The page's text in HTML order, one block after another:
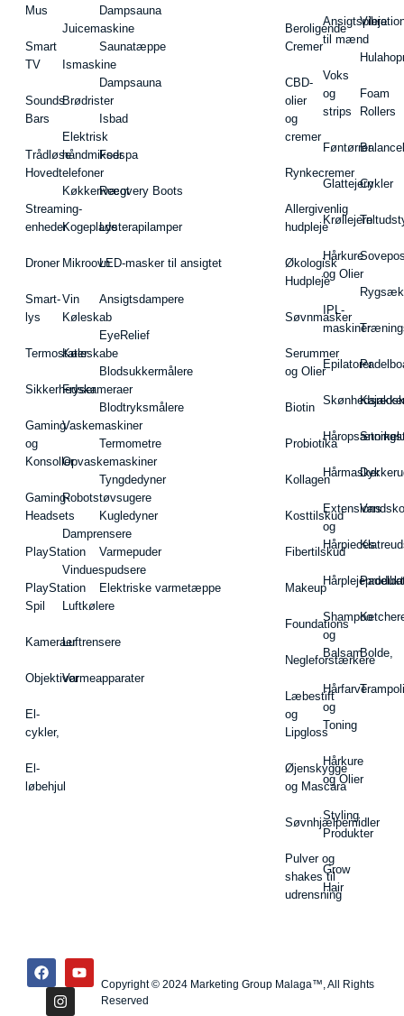
Mus
Smart
TV
Sounds
Bars
Trådløse
Hovedtelefoner
Streaming-
enheder
Droner
Smart-
lys
Termostater
Sikkerhedskameraer
Gaming
og
Konsoller
Gaming-
Headsets
PlayStation
PlayStation
Spil
Kameraer
Objektiver
El-
cykler,
El-
løbehjul
Juicemaskine
Ismaskine
Brødrister
Elektrisk
håndmikser
Køkkenvægt
Kogeplade
Mikroovn
Vin
Køleskab
Køleskabe
Fryser
Vaskemaskiner
Opvaskemaskiner
Robotstøvsugere
Damprensere
Vinduespudsere
Luftkølere
Luftrensere
Varmeapparater
Dampsauna
Saunatæppe
Dampsauna
Isbad
Fodspa
Recovery Boots
Lysterapilamper
LED-masker til ansigtet
Ansigtsdampere
EyeRelief
Blodsukkermålere
Blodtryksmålere
Termometre
Tyngdedyner
Kugledyner
Varmepuder
Elektriske varmetæppe
Beroligende
Cremer
CBD-
olier
og
cremer
Rynkecremer
Allergivenlig
hudpleje
Økologisk
Hudpleje
Søvnmasker
Serummer
og Olier
Biotin
Probiotika
Kollagen
Kosttilskud
Fibertilskud
Makeup
Foundations
Negleforstærkere
Læbestift
og
Lipgloss
Øjenskygge
og Mascara
Søvnhjælpemidler
Pulver og
shakes til
udrensning
Ansigtspleje
til mænd
Voks
og
strips
Føntørrer
Glattejern
Krøllejern
Hårkure
og Olier
IPL-
maskiner
Epilatorer
Hårmasker
Extensions
og
Hårpieces
Shampoo
og
Balsam
Hårfarve
og
Toning
Hårkure
og Olier
Styling
Produkter
Grow
Hair
Foam
Rollers
Cykler
Vandsko
Bolde,
Copyright © 2024 Marketing Group Malaga™, All Rights
Reserved